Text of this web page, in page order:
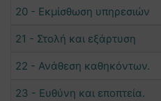
20 - Εκμίσθωση υπηρεσιών
21 - Στολή και εξάρτυση
22 - Ανάθεση καθηκόντων.
23 - Ευθύνη και εποπτεία.